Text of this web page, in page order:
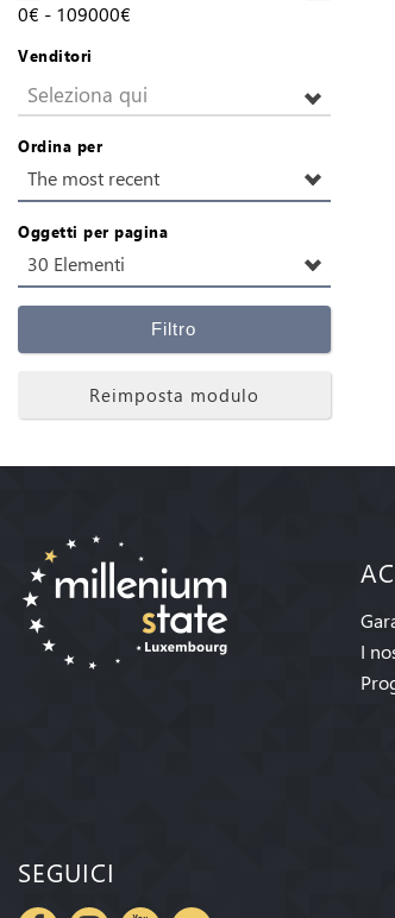
0€ - 109000€
Venditori
Seleziona qui
Ordina per
The most recent
Oggetti per pagina
30 Elementi
Filtro
Reimposta modulo
I
SEGUICI